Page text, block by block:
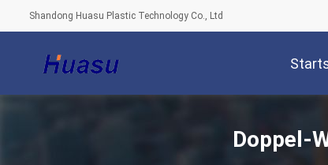
Shandong Huasu Plastic Technology Co., Ltd
Doppel-